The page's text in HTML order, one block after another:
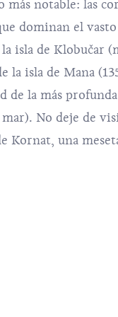
más notable: las
dominan el
isla de Klobučar
la isla de Mana
de la más
No deje de
Kornat, una